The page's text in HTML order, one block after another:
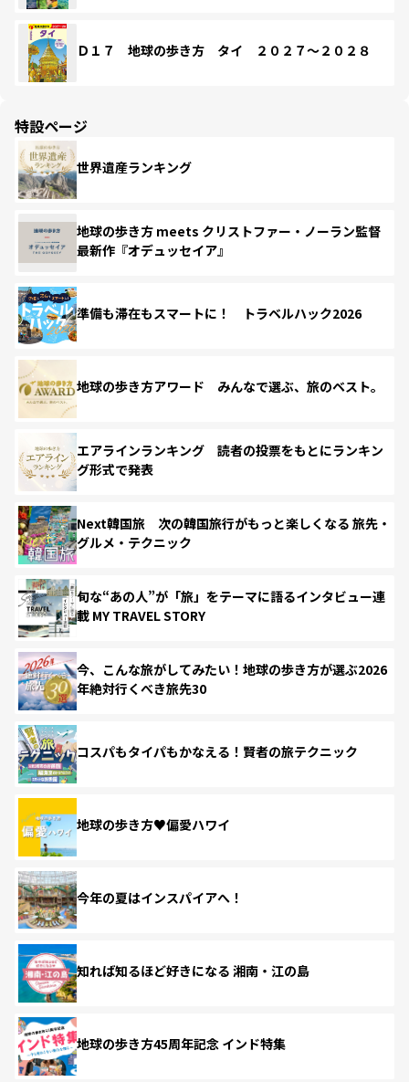
Ｄ１７ 地球の歩き方 タイ ２０２７～２０２８
特設ページ
世界遺産ランキング
地球の歩き方 meets クリストファー・ノーラン監督
最新作『オデュッセイア』
準備も滞在もスマートに！ トラベルハック2026
地球の歩き方アワード みんなで選ぶ、旅のベスト。
エアラインランキング 読者の投票をもとにランキン
グ形式で発表
Next韓国旅 次の韓国旅行がもっと楽しくなる 旅先・
グルメ・テクニック
旬な“あの人”が「旅」をテーマに語るインタビュー連
載 MY TRAVEL STORY
今、こんな旅がしてみたい！地球の歩き方が選ぶ2026
年絶対行くべき旅先30
コスパもタイパもかなえる！賢者の旅テクニック
地球の歩き方♥偏愛ハワイ
今年の夏はインスパイアへ！
知れば知るほど好きになる 湘南・江の島
地球の歩き方45周年記念 インド特集